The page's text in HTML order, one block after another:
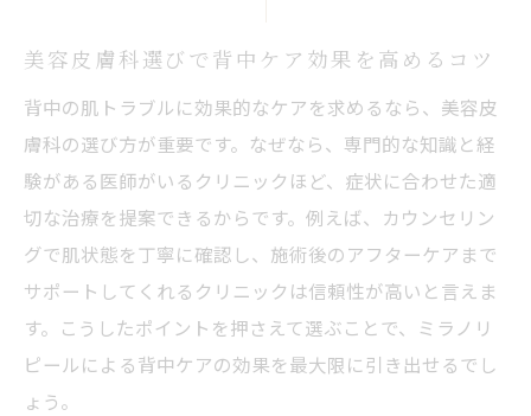
ミラノリピール施術ができる美容皮膚科の
ミラノリピールで背中の肌悩みを改善へ
美容皮膚科で受けるミラノリピールの背中
への効果
ミラノリピール施術で背中の黒ずみ改善を
目指す
背中ニキビにミラノリピールが選ばれる理
由
美容皮膚科選びで背中ケア効果を高めるコツ
背中の肌トラブルに効果的なケアを求めるなら、美容皮
膚科の選び方が重要です。なぜなら、専門的な知識と経
験がある医師がいるクリニックほど、症状に合わせた適
切な治療を提案できるからです。例えば、カウンセリン
グで肌状態を丁寧に確認し、施術後のアフターケアまで
サポートしてくれるクリニックは信頼性が高いと言えま
す。こうしたポイントを押さえて選ぶことで、ミラノリ
ピールによる背中ケアの効果を最大限に引き出せるでし
ょう。